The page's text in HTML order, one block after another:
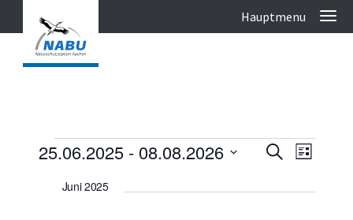
Veranstaltungen
VSuche
V
e
a
Liste
25.06.2025 - 08.08.2026
wählen.Juni 2025